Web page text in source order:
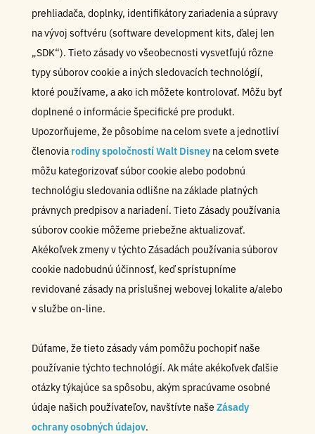
prehliadača, doplnky, identifikátory zariadenia a súpravy
na vývoj softvéru (software development kits, ďalej len
„SDK“). Tieto zásady vo všeobecnosti vysvetľujú rôzne
typy súborov cookie a iných sledovacích technológií,
ktoré používame, a ako ich môžete kontrolovať. Môžu byť
doplnené o informácie špecifické pre produkt.
Upozorňujeme, že pôsobíme na celom svete a jednotliví
členovia rodiny spoločností Walt Disney na celom svete
môžu kategorizovať súbor cookie alebo podobnú
technológiu sledovania odlišne na základe platných
právnych predpisov a nariadení. Tieto Zásady používania
súborov cookie môžeme priebežne aktualizovať.
Akékoľvek zmeny v týchto Zásadách používania súborov
cookie nadobudnú účinnosť, keď sprístupníme
revidované zásady na príslušnej webovej lokalite a/alebo
v službe on-line.
Dúfame, že tieto zásady vám pomôžu pochopiť naše
používanie týchto technológií. Ak máte akékoľvek ďalšie
otázky týkajúce sa spôsobu, akým spracúvame osobné
údaje našich používateľov, navštívte naše Zásady
ochrany osobných údajov.